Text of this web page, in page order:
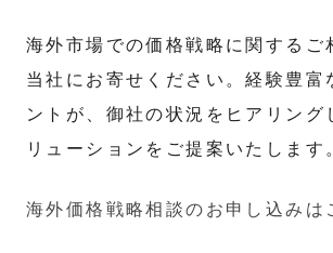
海外市場での価格戦略に関するご
当社にお寄せください。経験豊富
ントが、御社の状況をヒアリング
リューションをご提案いたします
海外価格戦略相談のお申し込みは